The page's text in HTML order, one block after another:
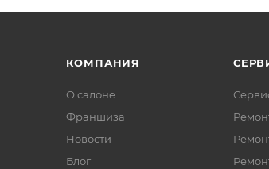
КОМПАНИЯ
О салоне
Франшиза
Новости
Блог